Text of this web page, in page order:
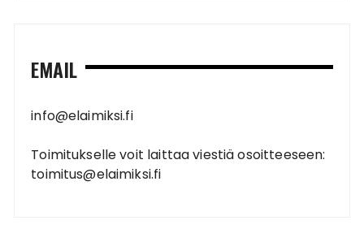
EMAIL
info@elaimiksi.fi
Toimitukselle voit laittaa viestiä osoitteeseen:
toimitus@elaimiksi.fi